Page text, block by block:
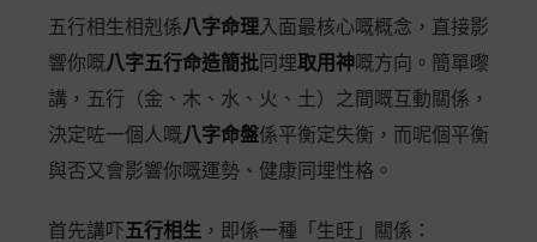
五行相生相剋係八字命理入面最核心嘅概念，直接影
響你嘅八字五行命造簡批 同埋取用神嘅方向。簡單嚟
講，五行（金、木、水、火、土）之間嘅互動關係，
決定咗一個人嘅八字命盤係平衡定失衡，而呢個平衡
與否又會影響你嘅運勢、健康同埋性格。
首先講吓五行相生 ，即係一種「生旺」關係：